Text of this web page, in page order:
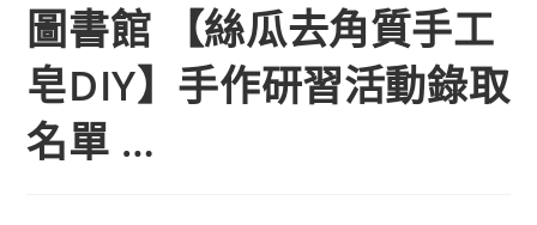
圖書館 【絲瓜去角質手工
皂DIY】手作研習活動錄取
名單 …